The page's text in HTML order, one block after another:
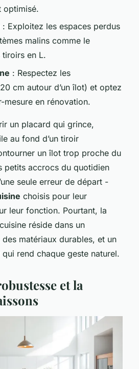
optimisé.
: Exploitez les espaces perdus
malins comme le
en L.
: Respectez les
cm autour d’un îlot) et optez
mesure en rénovation.
un placard qui grince,
au fond d’un tiroir
un îlot trop proche du
petits accrocs du quotidien
seule erreur de départ -
choisis pour leur
leur fonction. Pourtant, la
réside dans un
matériaux durables, et un
rend chaque geste naturel.
et la